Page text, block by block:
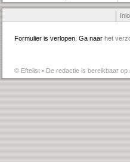
Formulier is verlopen. Ga naar het
© Eftelist • De redactie is bereikbaar op